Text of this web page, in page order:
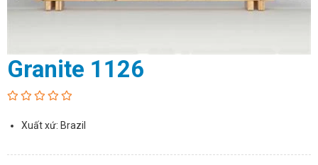
Granite 1126
Xuất xứ: Brazil